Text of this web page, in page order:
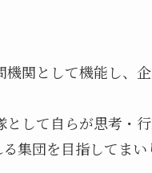
として機能し、
して自らが思考・
集団を目指してまい